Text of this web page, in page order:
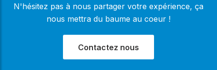
N'hésitez pas à nous partager votre expérience, ça
nous mettra du baume au coeur !
Contactez nous